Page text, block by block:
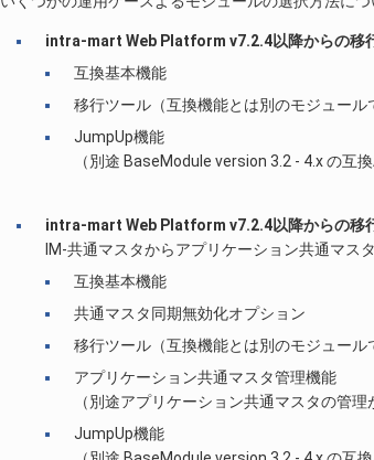
intra-mart Web Platform v7.2.4以降からの移
互換基本機能
移行ツール（互換機能とは別のモジュール
JumpUp機能
（別途 BaseModule version 3.2 - 4.x の互
intra-mart Web Platform v7.2.4以降からの移
IM-共通マスタからアプリケーション共通マス
互換基本機能
共通マスタ同期無効化オプション
移行ツール（互換機能とは別のモジュール
アプリケーション共通マスタ管理機能
（別途アプリケーション共通マスタの管
JumpUp機能